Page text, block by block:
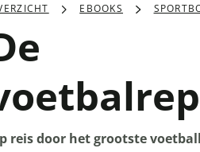
EBOOKS
reis door het grootste